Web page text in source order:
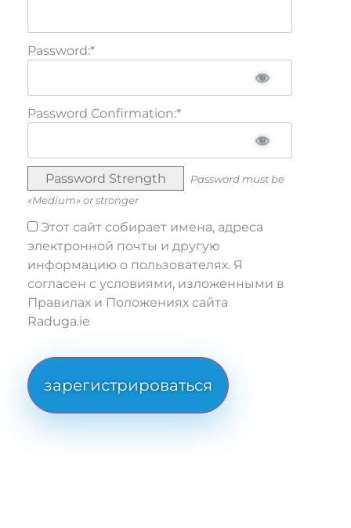
Password:*
Password Confirmation:*
Password Strength
Password must be
«Medium» or stronger
Этот сайт собирает имена, адреса
электронной почты и другую
информацию о пользователях. Я
согласен с условиями, изложенными в
Правилах и Положениях сайта
Raduga.ie
No val